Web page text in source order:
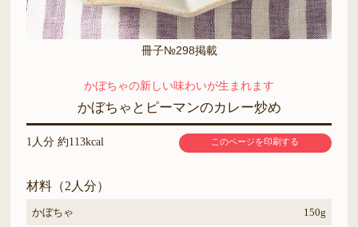
冊子№298掲載
かぼちゃの新しい味わいが生まれます
かぼちゃとピーマンのカレー炒め
1人分 約113kcal このページを印刷する
材料（2人分）
かぼちゃ 150g